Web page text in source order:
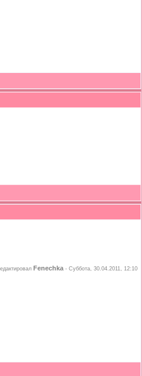
Fenechka -Суббота, 30.04.2011, 12:10